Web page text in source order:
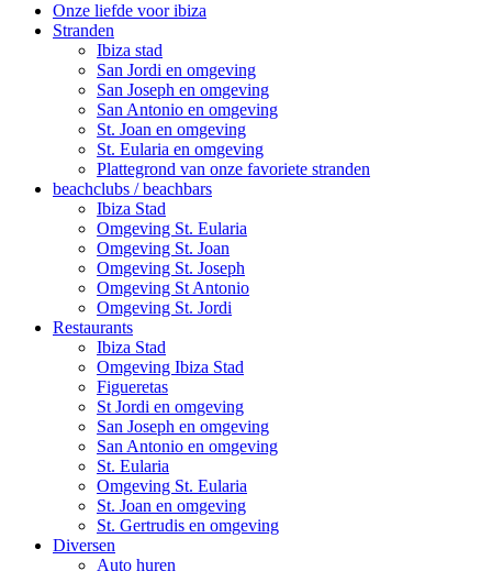
Onze liefde voor ibiza
Stranden
Ibiza stad
San Jordi en omgeving
San Joseph en omgeving
San Antonio en omgeving
St. Joan en omgeving
St. Eularia en omgeving
Plattegrond van onze favoriete stranden
beachclubs / beachbars
Ibiza Stad
Omgeving St. Eularia
Omgeving St. Joan
Omgeving St. Joseph
Omgeving St Antonio
Omgeving St. Jordi
Restaurants
Ibiza Stad
Omgeving Ibiza Stad
Figueretas
St Jordi en omgeving
San Joseph en omgeving
San Antonio en omgeving
St. Eularia
Omgeving St. Eularia
St. Joan en omgeving
St. Gertrudis en omgeving
Diversen
Auto huren